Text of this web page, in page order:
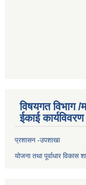
विषयगत विभाग
ईकाई कार्यविवरण
प्रशासन -उपशाखा
योजना तथा पूर्वाधार विकास